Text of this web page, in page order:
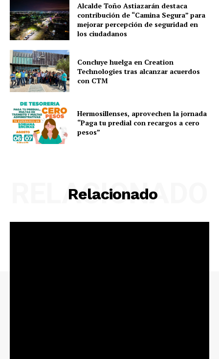
Alcalde Toño Astiazarán destaca
contribución de “Camina Segura” para
mejorar percepción de seguridad en
los ciudadanos
Concluye huelga en Creation
Technologies tras alcanzar acuerdos
con CTM
Hermosillenses, aprovechen la jornada
“Paga tu predial con recargos a cero
pesos”
Relacionado
RELACIONADO